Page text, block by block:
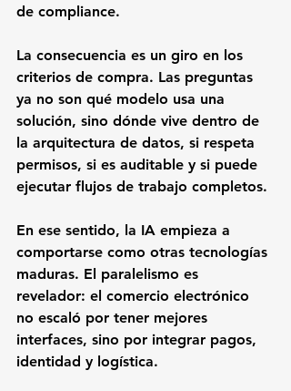
de compliance.
La consecuencia es un giro en los
criterios de compra. Las preguntas
ya no son qué modelo usa una
solución, sino dónde vive dentro de
la arquitectura de datos, si respeta
permisos, si es auditable y si puede
ejecutar flujos de trabajo completos.
En ese sentido, la IA empieza a
comportarse como otras tecnologías
maduras. El paralelismo es
revelador: el comercio electrónico
no escaló por tener mejores
interfaces, sino por integrar pagos,
identidad y logística.